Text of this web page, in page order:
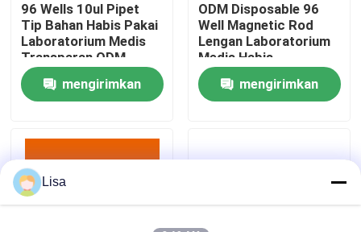
Tur Pabrik
Kontrol kualitas
Berita
96 Wells 10ul Pipet
Tip Bahan Habis Pakai
Laboratorium Medis
Transparan ODM
mengirimkan
ODM Disposable 96
Well Magnetic Rod
Lengan Laboratorium
Medis Habis
mengirimkan
Lisa